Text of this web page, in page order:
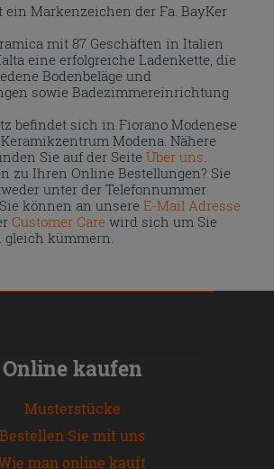
Markenzeichen der Fa. BayKer
mit 87 Geschäften in Italien
eine erfolgreiche Ladenkette, die
Bodenbeläge und
sowie Badezimmereinrichtung
befindet sich in Fiorano Modenese
Modena. Nähere
Sie auf der Seite Über uns
zu Ihren Online Bestellungen? Sie
unter der Telefonnummer
können an unsereE-Mail Adresse
Customer Care wird sich um Sie
kümmern.
Online kaufen
Musterstücke
Bestellen Sie mit uns
man online kauft